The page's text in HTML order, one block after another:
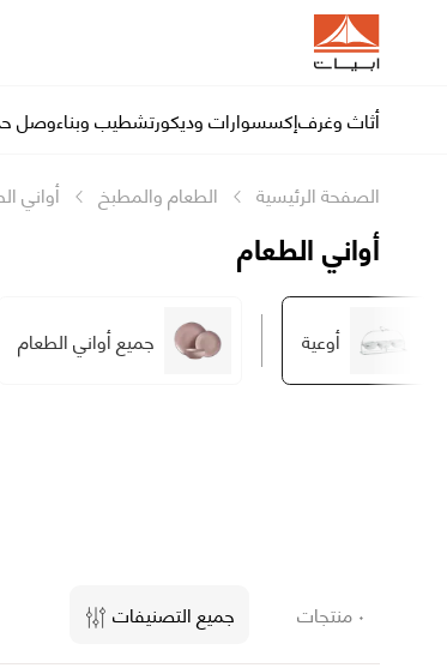
أثاث وغرفإكسسوارات وديكورتشطيب وبناءوصل
الصفحة الرئيسية الطعام والمطبخ أواني
أواني الطعام
أوعية جميع أواني الطعام
٠ منتجات جميع التصنيفات